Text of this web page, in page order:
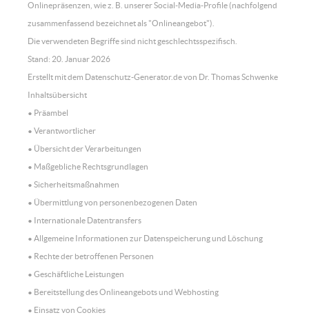
Onlinepräsenzen, wie z. B. unserer Social-Media-Profile (nachfolgend
zusammenfassend bezeichnet als "Onlineangebot").
Die verwendeten Begriffe sind nicht geschlechtsspezifisch.
Stand: 20. Januar 2026
Erstellt mit dem Datenschutz-Generator.de von Dr. Thomas Schwenke
Inhaltsübersicht
• Präambel
• Verantwortlicher
• Übersicht der Verarbeitungen
• Maßgebliche Rechtsgrundlagen
• Sicherheitsmaßnahmen
• Übermittlung von personenbezogenen Daten
• Internationale Datentransfers
• Allgemeine Informationen zur Datenspeicherung und Löschung
• Rechte der betroffenen Personen
• Geschäftliche Leistungen
• Bereitstellung des Onlineangebots und Webhosting
• Einsatz von Cookies